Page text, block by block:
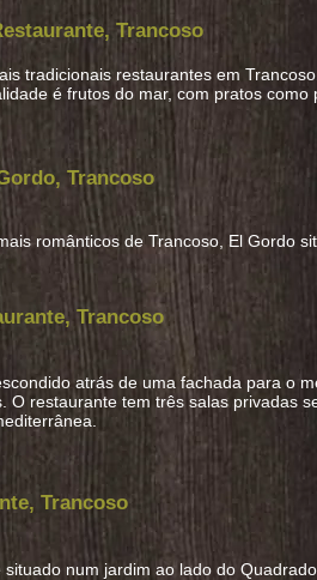
Trancoso
tradicionais restaurantes em
é frutos do mar, com pratos
Trancoso
românticos de Trancoso, El Gordo
Trancoso
atrás de uma fachada para o
O restaurante tem três salas privadas
Trancoso
num jardim ao lado do